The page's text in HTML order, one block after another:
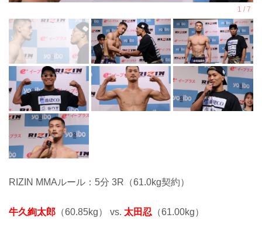
RIZIN MMAルール：5分 3R（61.0kg契約）
牛久絢太郎 （60.85kg） vs. 太田忍 （61.00kg）